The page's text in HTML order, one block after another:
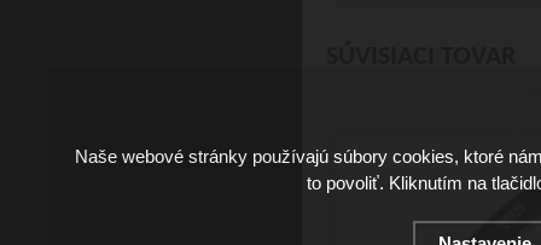
Naše webové stránky používajú súbory cookies, ktoré
to povoliť. Kliknutím na